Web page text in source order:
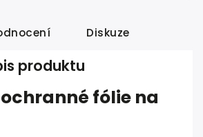
Diskuze
produktu
fólie na